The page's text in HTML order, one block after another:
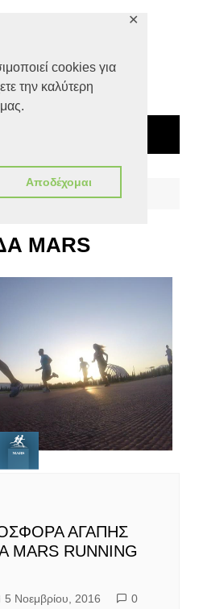
cookies για
την καλύτερη
Αποδέχομαι
✕
MARS
ΑΓΑΠΗΣ
RUNNING
5 Νοεμβρίου, 2016 0